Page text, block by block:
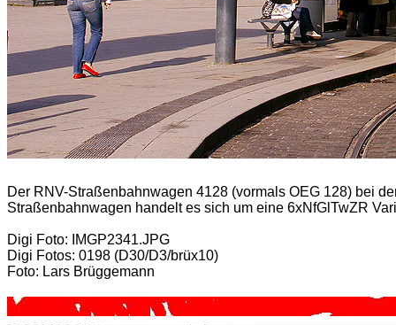
Der RNV-Straßenbahnwagen 4128 (vormals OEG 128) bei
Straßenbahnwagen handelt es sich um eine 6xNfGlTwZR
Digi Foto: IMGP2341.JPG
Digi Fotos: 0198 (D30/D3/brüx10)
Foto: Lars Brüggemann